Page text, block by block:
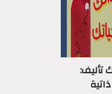
تأليف: